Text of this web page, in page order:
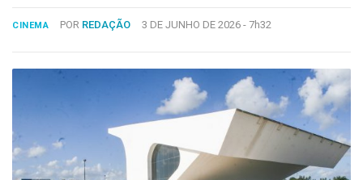
FALE
CONOSCO
Copyright
2024
Desenvolvido
Hesea
Tecnologia
CINEMA POR REDAÇÃO 3 DE JUNHO DE 2026 - 7h32